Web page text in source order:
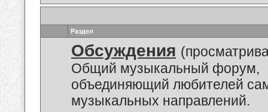
Раздел
Обсуждения
Общий музыкальный форум,
объединяющий любителей
музыкальных направлений.